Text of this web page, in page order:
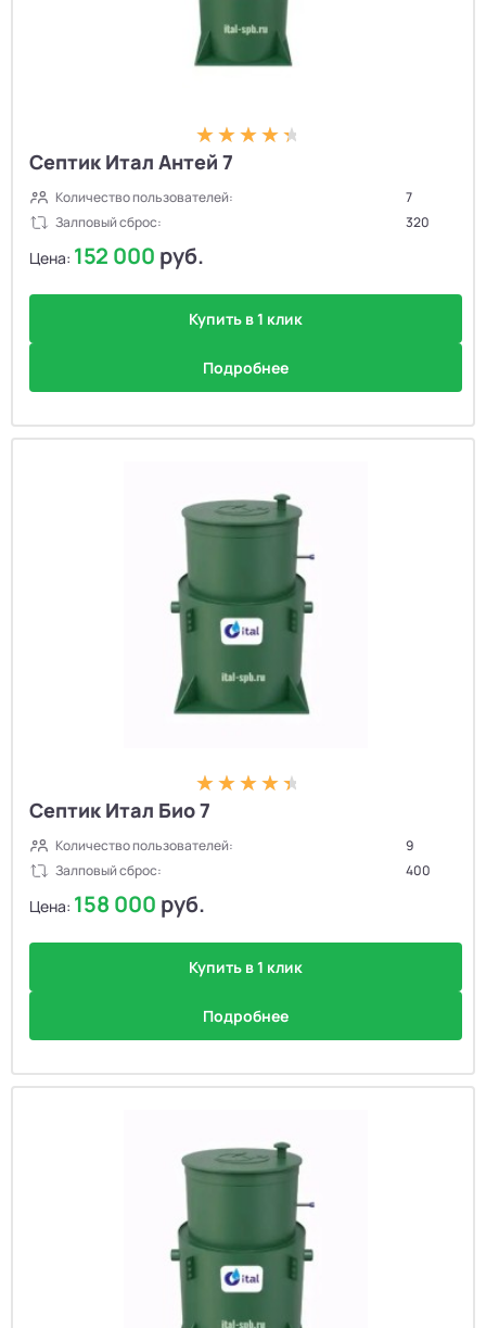
Септик Итал Антей 7
Количество пользователей:
7
Залповый сброс:
320
Цена: 152 000 руб.
Купить в 1 клик
Подробнее
Септик Итал Био 7
Количество пользователей:
9
Залповый сброс:
400
Цена: 158 000 руб.
Купить в 1 клик
Подробнее